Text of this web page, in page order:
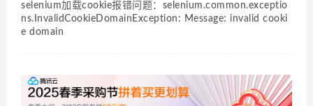
selenium加载cookie报错问题：selenium.common.exceptio
ns.InvalidCookieDomainException: Message: invalid cooki
e domain